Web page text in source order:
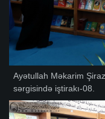
Ayətullah Məkarim
sərgisində iştirakı-08.